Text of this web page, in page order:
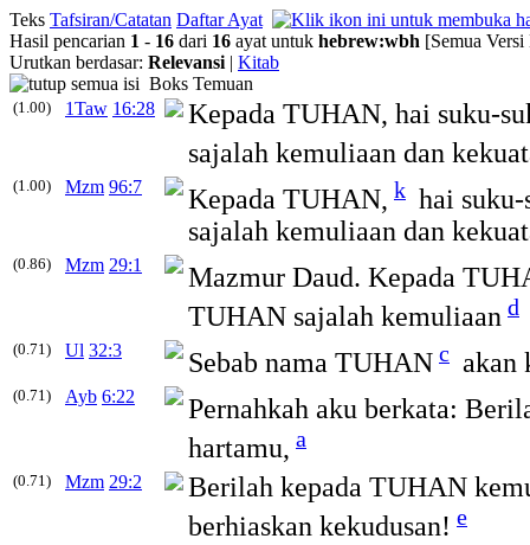
Teks Tafsiran/Catatan Daftar Ayat
Hasil pencarian 1 - 16 dari 16 ayat untuk hebrew:wbh [Semua
Urutkan berdasar: Relevansi | Kitab
Boks Temuan
(1.00) 1Taw 16:28
Kepada TUHAN, hai suku-
sajalah kemuliaan dan
(1.00) Mzm 96:7 Kepada TUHAN, k hai suku-
sajalah kemuliaan dan
(0.86) Mzm 29:1
Mazmur Daud. Kepada
TUHAN sajalah kemuliaan d
(0.71) Ul 32:3 Sebab nama TUHAN c akan
(0.71) Ayb 6:22
Pernahkah aku berkata:
hartamu, a
(0.71) Mzm 29:2
Berilah kepada TUHAN
berhiaskan kekudusan! e